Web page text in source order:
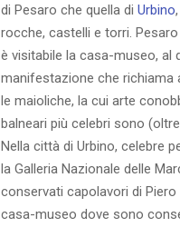
di Pesaro che quella di Urbino
rocche, castelli e torri.
è visitabile la casa-museo, al
manifestazione che richiama
le maioliche, la cui arte
balneari più celebri sono
Nella città di Urbino, celebre
la Galleria Nazionale delle
conservati capolavori di
casa-museo dove sono